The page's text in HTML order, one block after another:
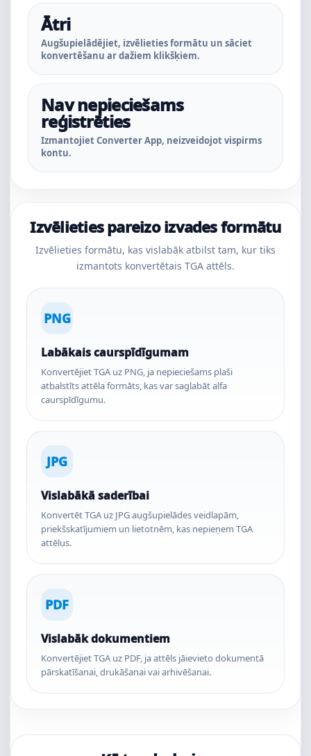
Ātri
Augšupielādējiet, izvēlieties formātu un sāciet
konvertēšanu ar dažiem klikšķiem.
Nav nepieciešams
reģistrēties
Izmantojiet Converter App, neizveidojot vispirms
kontu.
Izvēlieties pareizo izvades formātu
Izvēlieties formātu, kas vislabāk atbilst tam, kur tiks
izmantots konvertētais TGA attēls.
PNG
Labākais caurspīdīgumam
Konvertējiet TGA uz PNG, ja nepieciešams plaši
atbalstīts attēla formāts, kas var saglabāt alfa
caurspīdīgumu.
JPG
Vislabākā saderībai
Konvertēt TGA uz JPG augšupielādes veidlapām,
priekšskatījumiem un lietotnēm, kas nepieņem TGA
attēlus.
PDF
Vislabāk dokumentiem
Konvertējiet TGA uz PDF, ja attēls jāievieto dokumentā
pārskatīšanai, drukāšanai vai arhivēšanai.